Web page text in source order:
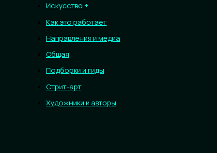
Искусство +
Как это работает
Направления и медиа
Общая
Подборки и гиды
Стрит-арт
Художники и авторы